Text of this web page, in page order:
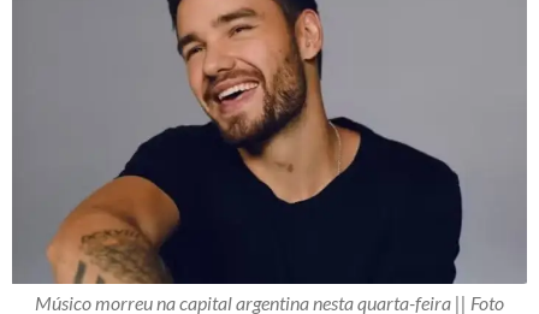
Músico morreu na capital argentina nesta quarta-feira || Foto